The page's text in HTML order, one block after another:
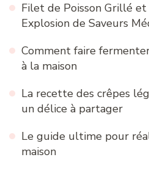
Filet de Poisson Grillé et
Explosion de Saveurs
Comment faire
à la maison
La recette des crêpes
un délice à partager
Le guide ultime pour
maison